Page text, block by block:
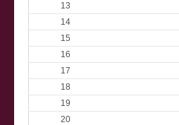
13
14
15
16
17
18
19
20